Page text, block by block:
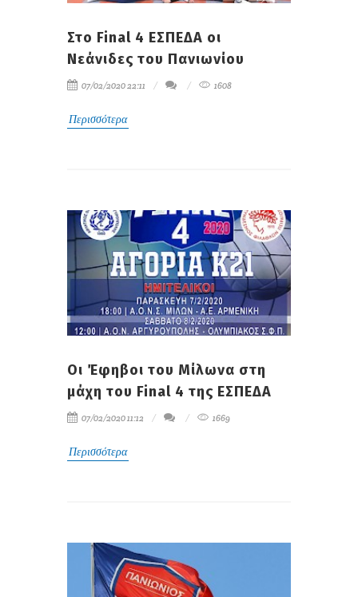
Στο Final 4 ΕΣΠΕΔΑ οι
Νεάνιδες του Πανιωνίου
07/02/2020 22:11 1608
Περισσότερα
Οι Έφηβοι του Μίλωνα στη
μάχη του Final 4 της ΕΣΠΕΔΑ
07/02/2020 11:12 1669
Περισσότερα